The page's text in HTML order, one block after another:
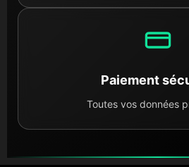
Paiement
Toutes vos données